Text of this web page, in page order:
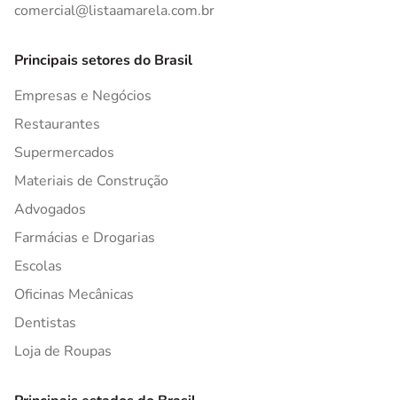
comercial@listaamarela.com.br
Principais setores do Brasil
Empresas e Negócios
Restaurantes
Supermercados
Materiais de Construção
Advogados
Farmácias e Drogarias
Escolas
Oficinas Mecânicas
Dentistas
Loja de Roupas